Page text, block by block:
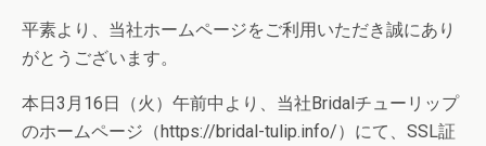
平素より、当社ホームページをご利用いただき誠にあり
がとうございます。
本日3月16日（火）午前中より、当社Bridalチューリップ
のホームページ（https://bridal-tulip.info/）にて、SSL証